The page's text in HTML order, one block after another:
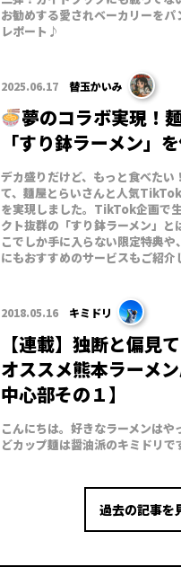
お勧めする愛されベーカリーを
レポート♪
2025.06.17 替玉かいみ
夢のコラボ実現！
「すり鉢ラーメン」
デカ盛りだけど、もっと食べたい
て、麺屋とらいさんと人気
を実現しました。TikTok企画で
クト抜群の「すり鉢ラーメン」と
こでしか手に入らない限定特典や
にもおすすめのサービスもご紹介
2018.05.16 キミドリ
【連載】独断と偏見
オススメ熊本ラーメ
中心部その１】
こんにちは。好きなラーメンはや
どカップ麺は醤油派のキミドリ
過去の記事を